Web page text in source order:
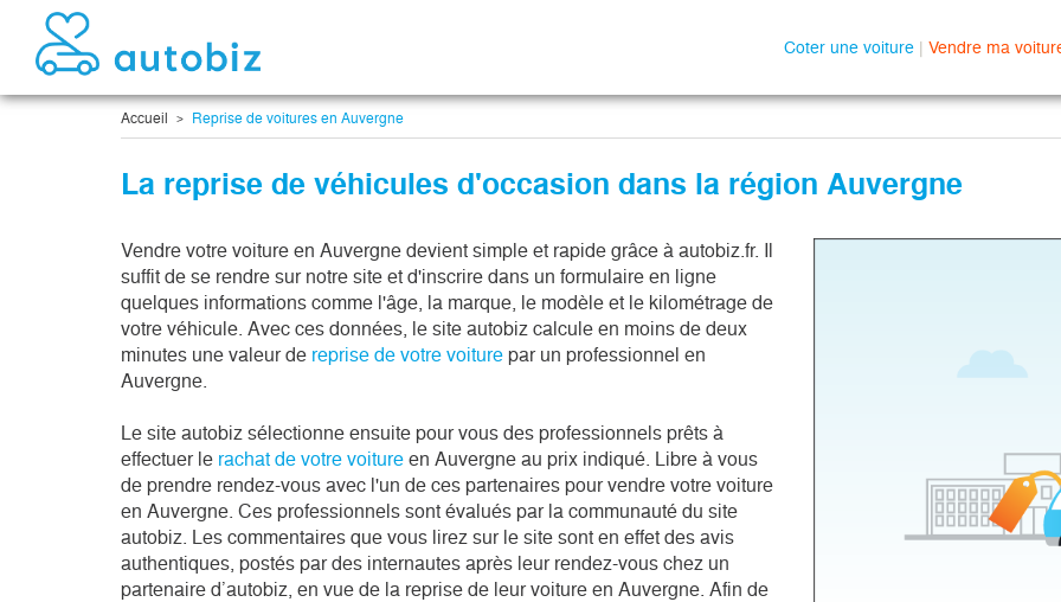
Coter une voiture | Vendre ma
Accueil Reprise de voitures en Auvergne
La reprise de véhicules d'occasion dans la région Auvergne
Vendre votre voiture en Auvergne devient simple et rapide grâce à autobiz.fr. Il
suffit de se rendre sur notre site et d'inscrire dans un formulaire en ligne
quelques informations comme l'âge, la marque, le modèle et le kilométrage de
votre véhicule. Avec ces données, le site autobiz calcule en moins de deux
minutes une valeur de reprise de votre voiture par un professionnel en
Auvergne.
Le site autobiz sélectionne ensuite pour vous des professionnels prêts à
effectuer le rachat de votre voiture en Auvergne au prix indiqué. Libre à vous
de prendre rendez-vous avec l'un de ces partenaires pour vendre votre voiture
en Auvergne. Ces professionnels sont évalués par la communauté du site
autobiz. Les commentaires que vous lirez sur le site sont en effet des avis
authentiques, postés par des internautes après leur rendez-vous chez un
partenaire d’autobiz, en vue de la reprise de leur voiture en Auvergne. Afin de